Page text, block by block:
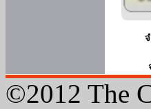
จำ
จ
©2012 The